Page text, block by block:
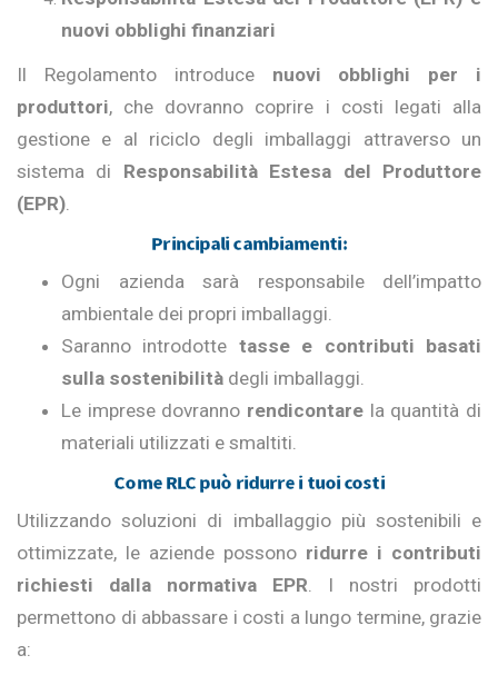
nuovi obblighi finanziari
Il Regolamento introduce nuovi obblighi per i
produttori, che dovranno coprire i costi legati alla
gestione e al riciclo degli imballaggi attraverso un
sistema di Responsabilità Estesa del Produttore
(EPR).
Principali cambiamenti:
Ogni azienda sarà responsabile dell’impatto
ambientale dei propri imballaggi.
Saranno introdotte tasse e contributi basati
sulla sostenibilità degli imballaggi.
Le imprese dovranno rendicontare la quantità di
materiali utilizzati e smaltiti.
Come RLC può ridurre i tuoi costi
Utilizzando soluzioni di imballaggio più sostenibili e
ottimizzate, le aziende possono ridurre i contributi
richiesti dalla normativa EPR. I nostri prodotti
permettono di abbassare i costi a lungo termine, grazie
a: